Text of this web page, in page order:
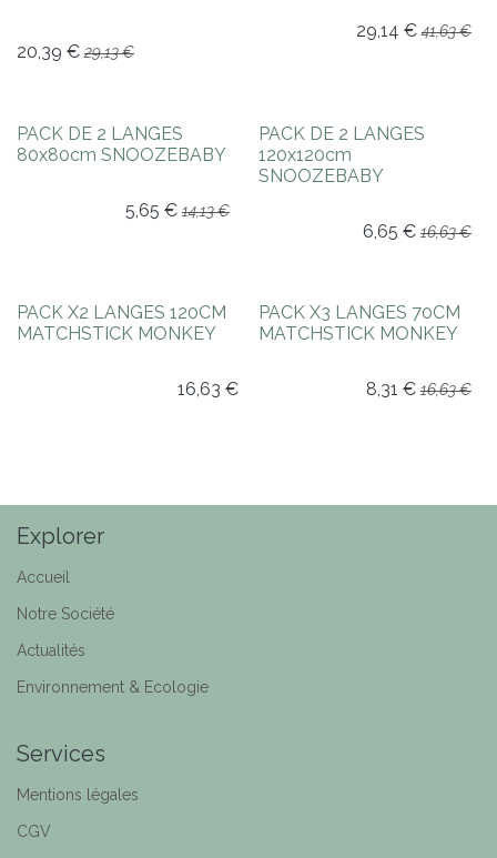
20,39 € 29,13€
29,14 € 41,63€
-60%
PACK DE 2 LANGES
80x80cm SNOOZEBABY
5,65 € 14,13€
-60%
PACK DE 2 LANGES
120x120cm
SNOOZEBABY
6,65 € 16,63€
-50%
PACK X2 LANGES 120CM
MATCHSTICK MONKEY
16,63 €
-50%
PACK X3 LANGES 70CM
MATCHSTICK MONKEY
8,31 € 16,63€
Explorer
Accueil
Notre Société
Actualités
Environnement & Ecologie
Services
Mentions légales
CGV